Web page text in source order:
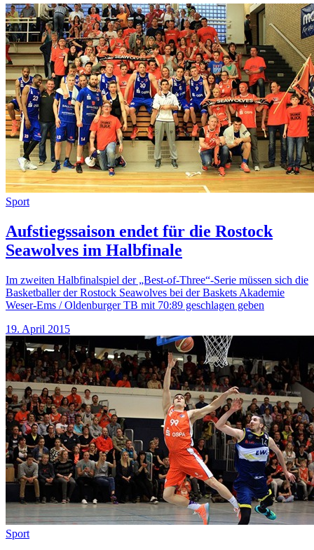
Sport
Aufstiegssaison endet für die Rostock
Seawolves im Halbfinale
Im zweiten Halbfinalspiel der „Best-of-Three“-Serie müssen sich die
Basketballer der Rostock Seawolves bei der Baskets Akademie
Weser-Ems / Oldenburger TB mit 70:89 geschlagen geben
19. April 2015
Sport